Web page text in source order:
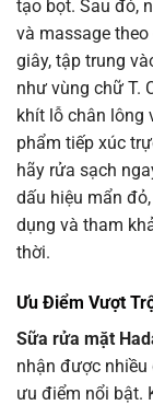
tạo bọt. Sau đó,
và massage
giây, tập trung
như vùng chữ T.
khít lỗ chân lông
phẩm tiếp xúc
hãy rửa sạch
dấu hiệu mẩn
dụng và tham
thời.
Ưu Điểm Vượt
Sữa rửa mặt
nhận được
ưu điểm nổi bật.